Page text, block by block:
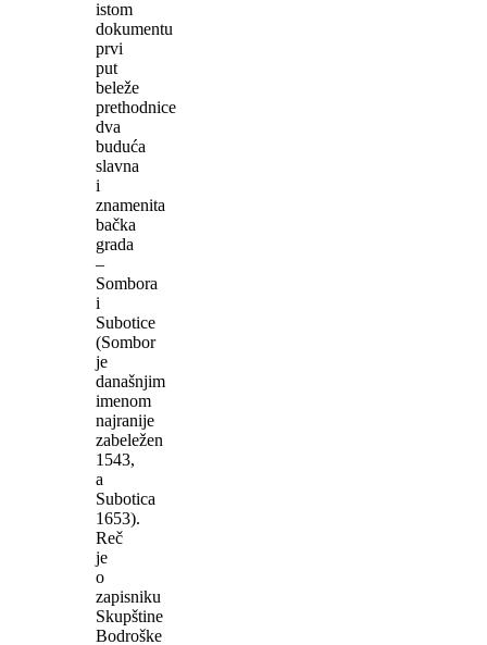
istom
dokumentu
prvi
put
beleže
prethodnice
dva
buduća
slavna
i
znamenita
bačka
grada
–
Sombora
i
Subotice
(Sombor
je
današnjim
imenom
najranije
zabeležen
1543,
a
Subotica
1653).
Reč
je
o
zapisniku
Skupštine
Bodroške